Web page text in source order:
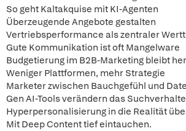
So geht Kaltakquise mit KI-Agenten
Überzeugende Angebote gestalten
Vertriebsperformance als zentraler
Gute Kommunikation ist oft Mangelware
Budgetierung im B2B-Marketing bleibt
Weniger Plattformen, mehr Strategie
Marketer zwischen Bauchgefühl und
Gen AI-Tools verändern das
Hyperpersonalisierung in die Realität
Mit Deep Content tief eintauchen.